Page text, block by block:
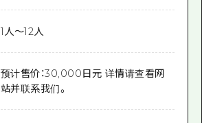
1人～12人
预计售价：30,000日元 详情请查看网
站并联系我们。